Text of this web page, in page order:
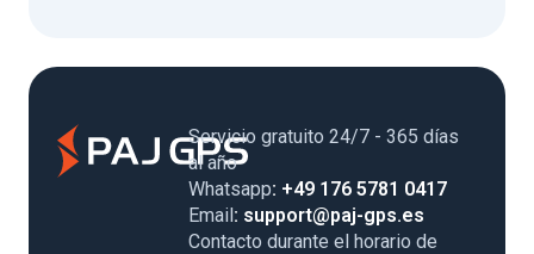
Servicio gratuito 24/7 - 365 días
al año
Whatsapp: +49 176 5781 0417
Email: support@paj-gps.es
Contacto durante el horario de